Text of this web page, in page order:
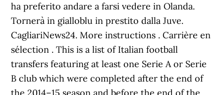
ha preferito andare a farsi vedere in Olanda.
Tornerà in gialloblu in prestito dalla Juve.
CagliariNews24. More instructions . Carrière en
sélection . This is a list of Italian football
transfers featuring at least one Serie A or Serie
B club which were completed after the end of